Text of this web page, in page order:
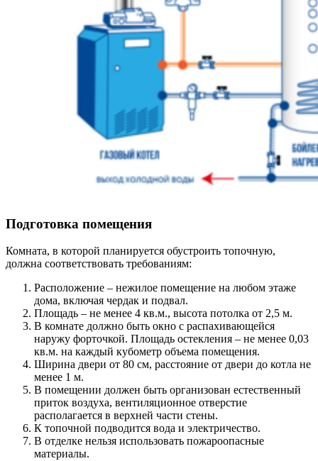
Подготовка помещения
Комната, в которой планируется обустроить топочную,
должна соответствовать требованиям:
Расположение – нежилое помещение на любом этаже
дома, включая чердак и подвал.
Площадь – не менее 4 кв.м., высота потолка от 2,5 м.
В комнате должно быть окно с распахивающейся
наружу форточкой. Площадь остекления – не менее 0,03
кв.м. на каждый кубометр объема помещения.
Ширина двери от 80 см, расстояние от двери до котла не
менее 1 м.
В помещении должен быть организован естественный
приток воздуха, вентиляционное отверстие
располагается в верхней части стены.
К топочной подводится вода и электричество.
В отделке нельзя использовать пожароопасные
материалы.